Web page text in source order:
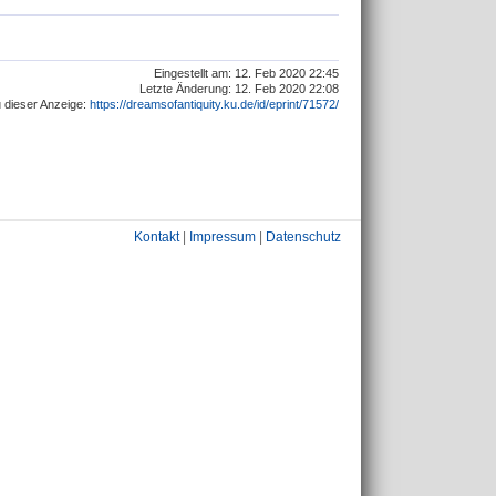
Eingestellt am: 12. Feb 2020 22:45
Letzte Änderung: 12. Feb 2020 22:08
dieser Anzeige: https://dreamsofantiquity.ku.de/id/eprint/71572/
Kontakt| Impressum Datenschutz